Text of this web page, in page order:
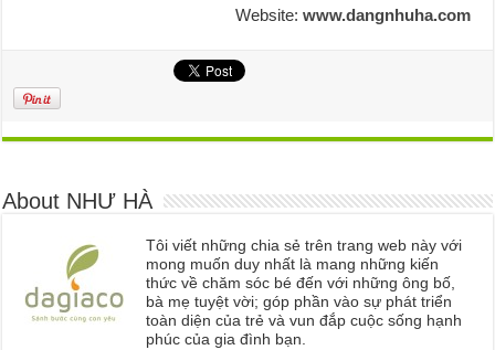
Website: www.dangnhuha.com
About NHƯ HÀ
Tôi viết những chia sẻ trên trang web này với
mong muốn duy nhất là mang những kiến
thức về chăm sóc bé đến với những ông bố,
bà mẹ tuyệt vời; góp phần vào sự phát triển
toàn diện của trẻ và vun đắp cuộc sống hạnh
phúc của gia đình bạn.